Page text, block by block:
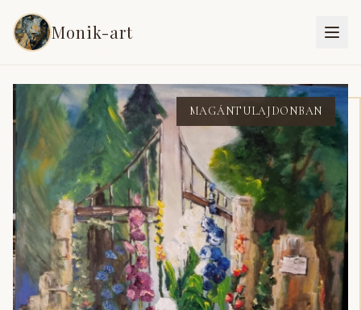
Monik-art
Vissza a festményekhez
MAGÁNTULAJDONBAN